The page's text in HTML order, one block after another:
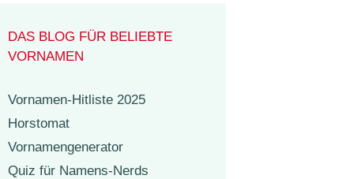
DAS BLOG FÜR BELIEBTE
VORNAMEN
Vornamen-Hitliste 2025
Horstomat
Vornamengenerator
Quiz für Namens-Nerds